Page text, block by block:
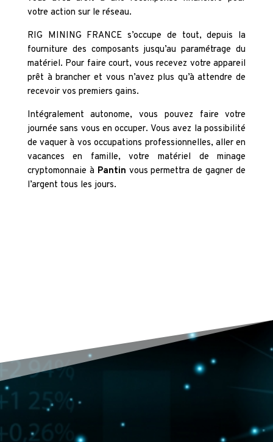
votre action sur le réseau.
RIG MINING FRANCE s’occupe de tout, depuis la
fourniture des composants jusqu’au paramétrage du
matériel. Pour faire court, vous recevez votre appareil
prêt à brancher et vous n’avez plus qu’à attendre de
recevoir vos premiers gains.
Intégralement autonome, vous pouvez faire votre
journée sans vous en occuper. Vous avez la possibilité
de vaquer à vos occupations professionnelles, aller en
vacances en famille, votre matériel de minage
cryptomonnaie à Pantin vous permettra de gagner de
l’argent tous les jours.